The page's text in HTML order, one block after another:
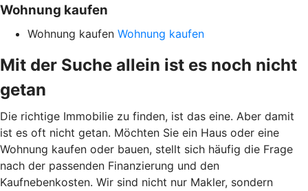
Wohnung kaufen
Wohnung kaufen Wohnung kaufen
Mit der Suche allein ist es noch nicht
getan
Die richtige Immobilie zu finden, ist das eine. Aber damit
ist es oft nicht getan. Möchten Sie ein Haus oder eine
Wohnung kaufen oder bauen, stellt sich häufig die Frage
nach der passenden Finanzierung und den
Kaufnebenkosten. Wir sind nicht nur Makler, sondern